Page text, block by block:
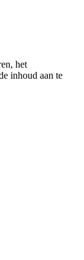
het
inhoud aan te